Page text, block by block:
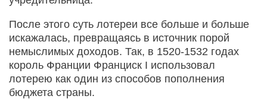
После этого суть лотереи все больше и больше
искажалась, превращаясь в источник порой
немыслимых доходов. Так, в 1520-1532 годах
король Франции Франциск I использовал
лотерею как один из способов пополнения
бюджета страны.